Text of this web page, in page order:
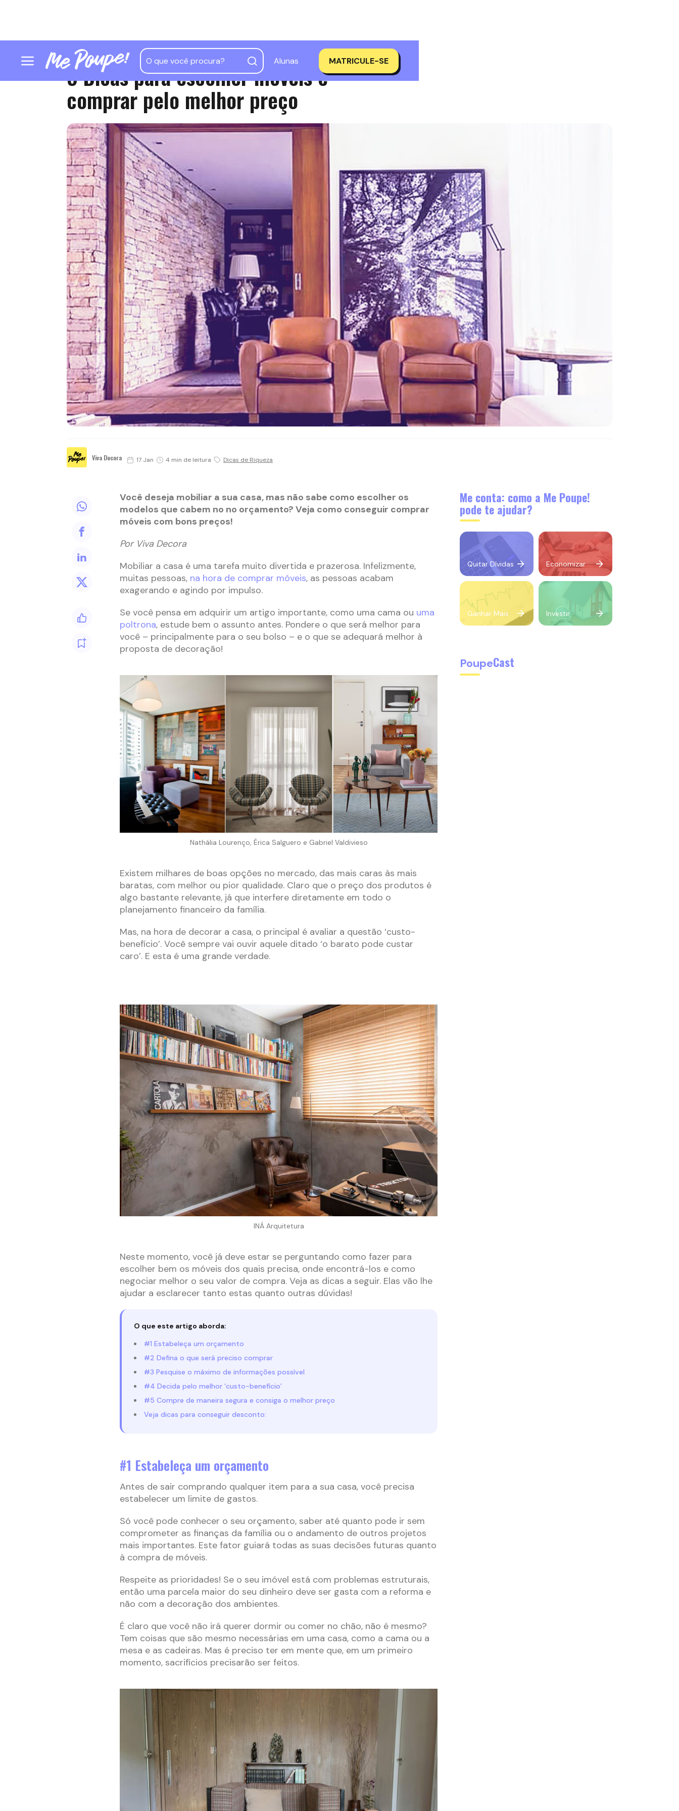
Alunas MATRICULE-SE
5 Dicas para escolher móveis e
comprar pelo melhor preço
Viva Decora 17 Jan 4 min de leitura Dicas de Riqueza
Você deseja mobiliar a sua casa, mas não sabe como escolher os
modelos que cabem no no orçamento? Veja como conseguir comprar
móveis com bons preços!
Por Viva Decora
Mobiliar a casa é uma tarefa muito divertida e prazerosa. Infelizmente,
muitas pessoas, na hora de comprar móveis, as pessoas acabam
exagerando e agindo por impulso.
Se você pensa em adquirir um artigo importante, como uma cama ou uma
poltrona, estude bem o assunto antes. Pondere o que será melhor para
você – principalmente para o seu bolso – e o que se adequará melhor à
proposta de decoração!
Nathália Lourenço, Érica Salguero e Gabriel Valdivieso
Existem milhares de boas opções no mercado, das mais caras às mais
baratas, com melhor ou pior qualidade. Claro que o preço dos produtos é
algo bastante relevante, já que interfere diretamente em todo o
planejamento financeiro da família.
Mas, na hora de decorar a casa, o principal é avaliar a questão ‘custo-
benefício’. Você sempre vai ouvir aquele ditado ‘o barato pode custar
caro’. E esta é uma grande verdade.
INÁ Arquitetura
Neste momento, você já deve estar se perguntando como fazer para
escolher bem os móveis dos quais precisa, onde encontrá-los e como
negociar melhor o seu valor de compra. Veja as dicas a seguir. Elas vão lhe
ajudar a esclarecer tanto estas quanto outras dúvidas!
O que este artigo aborda:
#1 Estabeleça um orçamento
#2 Defina o que será preciso comprar
#3 Pesquise o máximo de informações possível
#4 Decida pelo melhor ‘custo-benefício’
#5 Compre de maneira segura e consiga o melhor preço
Veja dicas para conseguir desconto:
#1 Estabeleça um orçamento
Antes de sair comprando qualquer item para a sua casa, você precisa
estabelecer um limite de gastos.
Só você pode conhecer o seu orçamento, saber até quanto pode ir sem
comprometer as finanças da família ou o andamento de outros projetos
mais importantes. Este fator guiará todas as suas decisões futuras quanto
à compra de móveis.
Respeite as prioridades! Se o seu imóvel está com problemas estruturais,
então uma parcela maior do seu dinheiro deve ser gasta com a reforma e
não com a decoração dos ambientes.
É claro que você não irá querer dormir ou comer no chão, não é mesmo?
Tem coisas que são mesmo necessárias em uma casa, como a cama ou a
mesa e as cadeiras. Mas é preciso ter em mente que, em um primeiro
momento, sacrifícios precisarão ser feitos.
Me conta: como a Me Poupe!
pode te ajudar?
Quitar Dívidas Economizar
Ganhar Mais Investir
PoupeCast